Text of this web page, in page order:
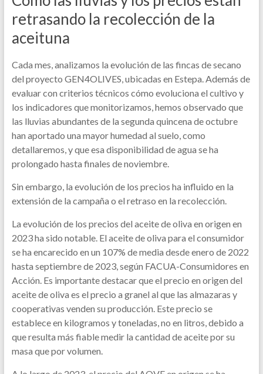
retrasando la recolección de la
aceituna
Cada mes, analizamos la evolución de las fincas de secano
del proyecto GEN4OLIVES, ubicadas en Estepa. Además de
evaluar con criterios técnicos cómo evoluciona el cultivo y
los indicadores que monitorizamos, hemos observado que
las lluvias abundantes de la segunda quincena de octubre
han aportado una mayor humedad al suelo, como
detallaremos, y que esa disponibilidad de agua se ha
prolongado hasta finales de noviembre.
Sin embargo, la evolución de los precios ha influido en la
extensión de la campaña o el retraso en la recolección.
La evolución de los precios del aceite de oliva en origen en
2023 ha sido notable. El aceite de oliva para el consumidor
se ha encarecido en un 107% de media desde enero de 2022
hasta septiembre de 2023, según FACUA-Consumidores en
Acción. Es importante destacar que el precio en origen del
aceite de oliva es el precio a granel al que las almazaras y
cooperativas venden su producción. Este precio se
establece en kilogramos y toneladas, no en litros, debido a
que resulta más fiable medir la cantidad de aceite por su
masa que por volumen.